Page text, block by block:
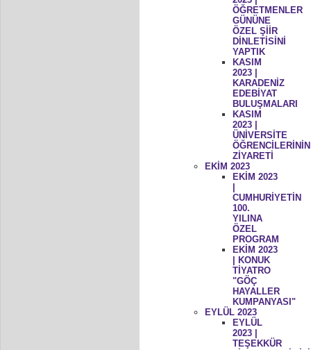
ÖĞRETMENLER
GÜNÜNE
ÖZEL ŞİİR
DİNLETİSİNİ
YAPTIK
KASIM
2023 |
KARADENİZ
EDEBİYAT
BULUŞMALARI
KASIM
2023 |
ÜNİVERSİTE
ÖĞRENCİLERİNİN
ZİYARETİ
EKİM 2023
EKİM 2023
CUMHURİYETİN
100.
YILINA
ÖZEL
PROGRAM
EKİM 2023
| KONUK
TİYATRO
"GÖÇ
HAYALLER
KUMPANYASI"
EYLÜL 2023
EYLÜL
2023 |
TEŞEKKÜR